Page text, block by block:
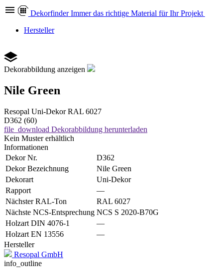
Dekorfinder Immer das richtige Material für Ihr Projekt
Hersteller
Dekorabbildung anzeigen
Nile Green
Resopal Uni-Dekor RAL 6027
D362 (60)
file_download Dekorabbildung herunterladen
Kein Muster erhältlich
Informationen
Dekor Nr.
D362
Dekor Bezeichnung
Nile Green
Dekorart
Uni-Dekor
Rapport
—
Nächster RAL-Ton
RAL 6027
Nächste NCS-Entsprechung NCS S 2020-B70G
Holzart DIN 4076-1
—
Holzart EN 13556
—
Hersteller
Resopal GmbH
info_outline